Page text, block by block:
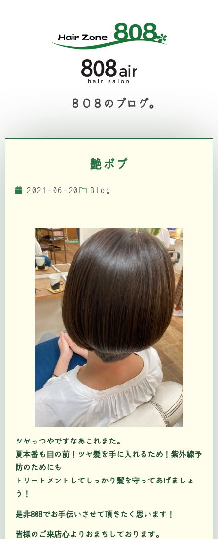
８０８のブログ。
艶ボブ
2021-06-20 Blog
ツヤっつやですなあこれまた。
夏本番も目の前！ツヤ髪を手に入れるため！紫外線予
防のためにも
トリートメントしてしっかり髪を守ってあげましょ
う！
是非808でお手伝いさせて頂きたく思います！
皆様のご来店心よりおまちしております。